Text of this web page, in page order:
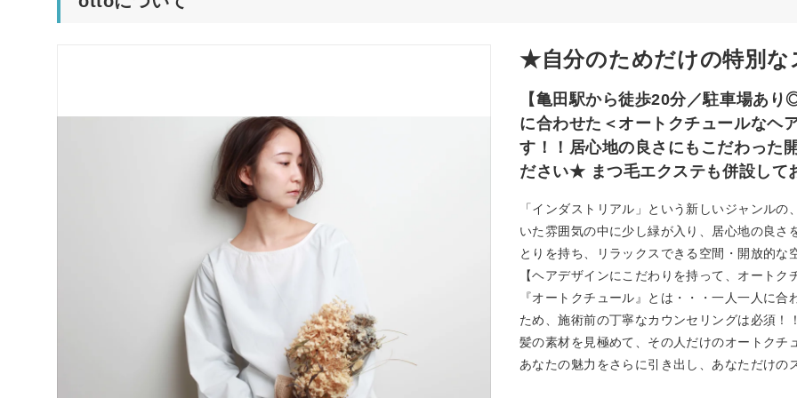
★自分のためだけの特別
【亀田駅から徒歩20分／駐車場あ
に合わせた＜オートクチュールなヘ
す！！居心地の良さにもこだわった
ださい★ まつ毛エクステも併設し
「インダストリアル」という新しいジャンル
いた雰囲気の中に少し緑が入り、居心地の良
とりを持ち、リラックスできる空間・開放的な
【ヘアデザインにこだわりを持って、オート
『オートクチュール』とは・・・一人一人に
ため、施術前の丁寧なカウンセリングは必須
髪の素材を見極めて、その人だけのオートクチ
あなたの魅力をさらに引き出し、あなただけ